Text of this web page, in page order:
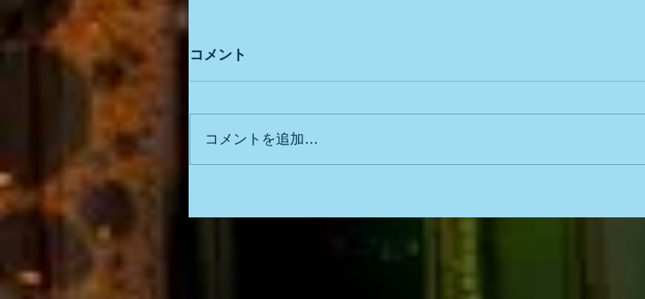
コメント
コメントを追加…